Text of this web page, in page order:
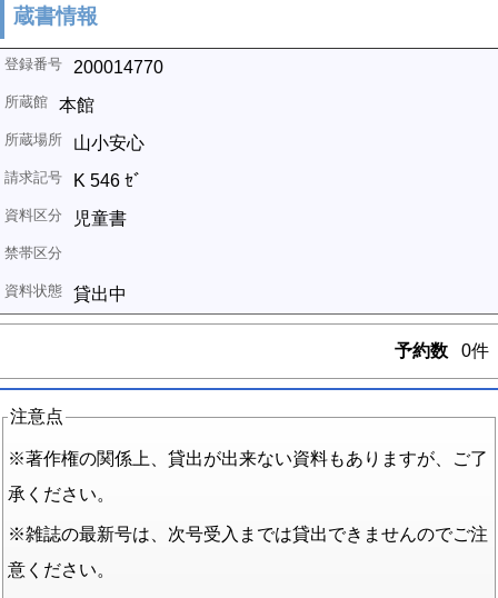
蔵書情報
200014770
本館
山小安心
K 546 ｾﾞ
児童書
貸出中
予約数 0件
注意点
※著作権の関係上、貸出が出来ない資料もありますが、ご了
承ください。
※雑誌の最新号は、次号受入までは貸出できませんのでご注
意ください。